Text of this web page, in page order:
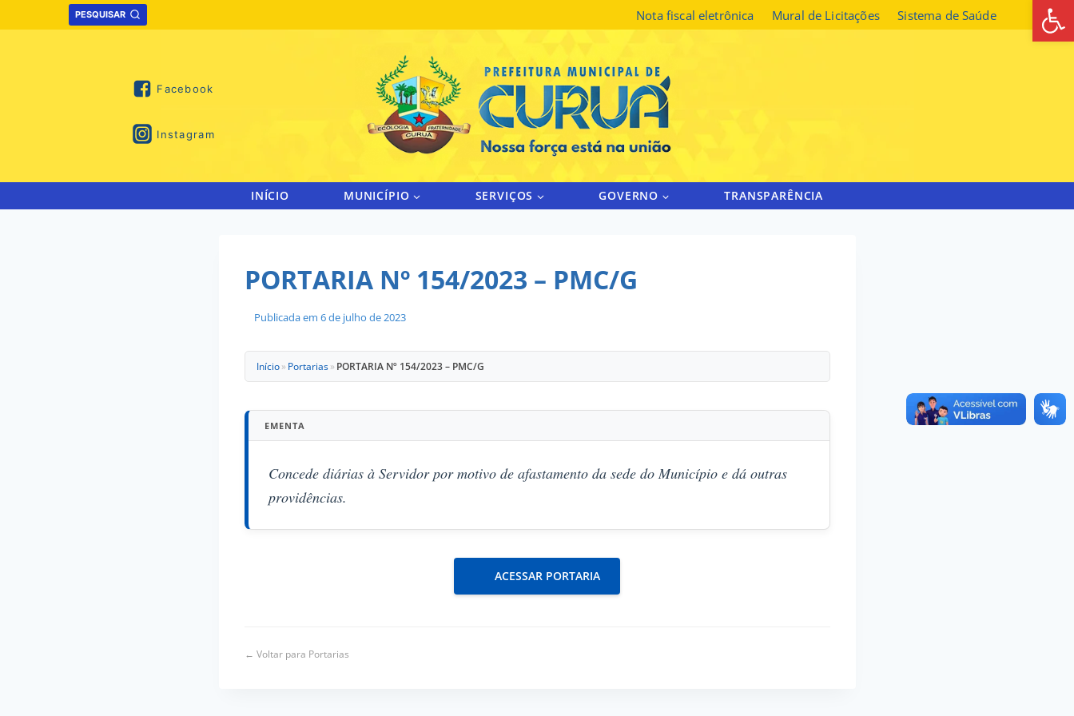
to
PESQUISAR Nota fiscal eletrônica Mural de Licitações Sistema de Saúde
Facebook
Instagram
INÍCIO MUNICÍPIO SERVIÇOS GOVERNO TRANSPARÊNCIA
PORTARIA Nº 154/2023 – PMC/G
Publicada em 6 de julho de 2023
Início » Portarias » PORTARIA Nº 154/2023 – PMC/G
EMENTA
Concede diárias à Servidor por motivo de afastamento da sede do Município e dá outras
providências.
ACESSAR PORTARIA
← Voltar para Portarias